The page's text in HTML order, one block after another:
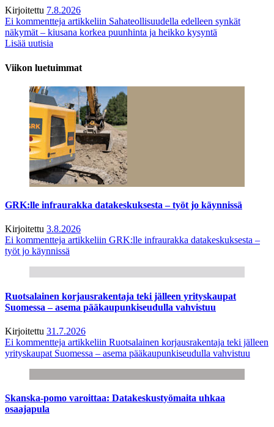
Kirjoitettu 7.8.2026
Ei kommentteja artikkeliin Sahateollisuudella edelleen synkät
näkymät – kiusana korkea puunhinta ja heikko kysyntä
Lisää uutisia
Viikon luetuimmat
GRK:lle infraurakka datakeskuksesta – työt jo käynnissä
Kirjoitettu 3.8.2026
Ei kommentteja artikkeliin GRK:lle infraurakka datakeskuksesta –
työt jo käynnissä
Ruotsalainen korjausrakentaja teki jälleen yrityskaupat
Suomessa – asema pääkaupunkiseudulla vahvistuu
Kirjoitettu 31.7.2026
Ei kommentteja artikkeliin Ruotsalainen korjausrakentaja teki jälleen
yrityskaupat Suomessa – asema pääkaupunkiseudulla vahvistuu
Skanska-pomo varoittaa: Datakeskustyömaita uhkaa
osaajapula